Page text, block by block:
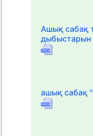
Ашық сабақ
ашық сабақ